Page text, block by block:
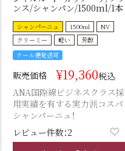
ンス/シャンパン/1500ml/1本
シャンパーニュ 1500ml
NV
クリーミー
軽い
芳醇
クール便発送可
販売価格 ¥19,360税込
ANA国際線ビジネスクラス採
用実績を有する実力派コスパ
シャンパーニュ！
レビュー件数：2